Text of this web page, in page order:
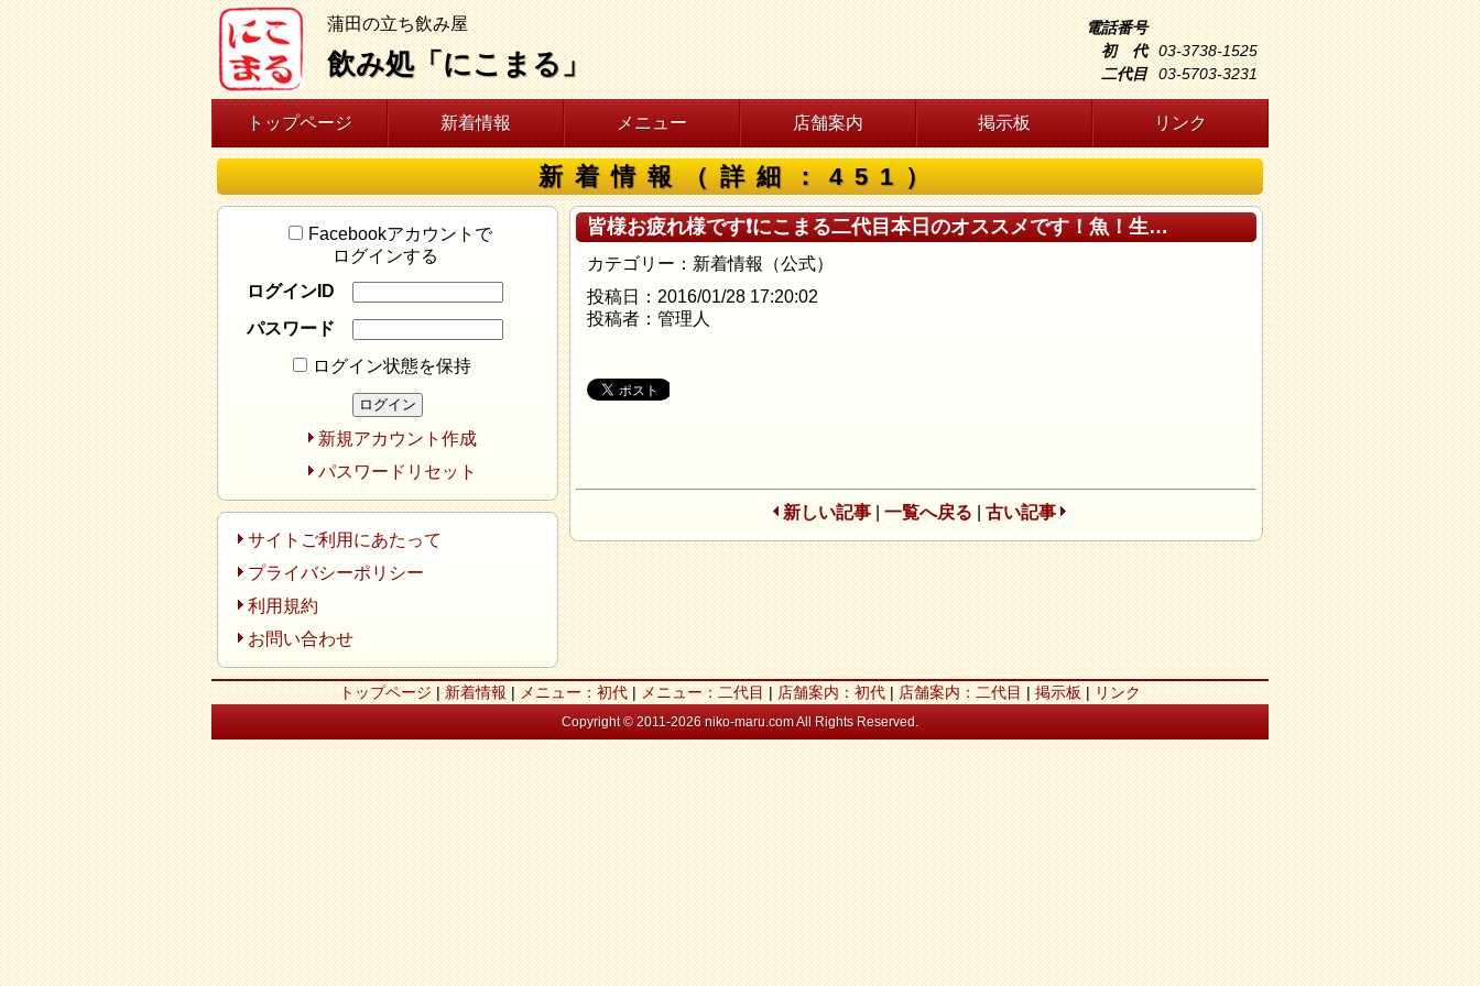
蒲田の立ち飲み屋
飲み処「にこまる」
電話番号
初 代
03-3738-1525
二代目
03-5703-3231
トップページ 新着情報 メニュー 店舗案内 掲示板 リンク
新着情報（詳細：451）
皆様お疲れ様です❗にこまる二代目本日のオススメです！魚！生…
カテゴリー：新着情報（公式）
投稿日：2016/01/28 17:20:02
投稿者：管理人
新しい記事| 一覧へ戻る 古い記事
Facebookアカウントで
ログインする
ログインID
パスワード
ログイン状態を保持
新規アカウント作成
パスワードリセット
サイトご利用にあたって
プライバシーポリシー
利用規約
お問い合わせ
トップページ|新着情報|メニュー：初代|メニュー：二代目|店舗案内：初代|店舗案内：二代目|掲示板|リンク
Copyright © 2011-2026 niko-maru.com All Rights Reserved.